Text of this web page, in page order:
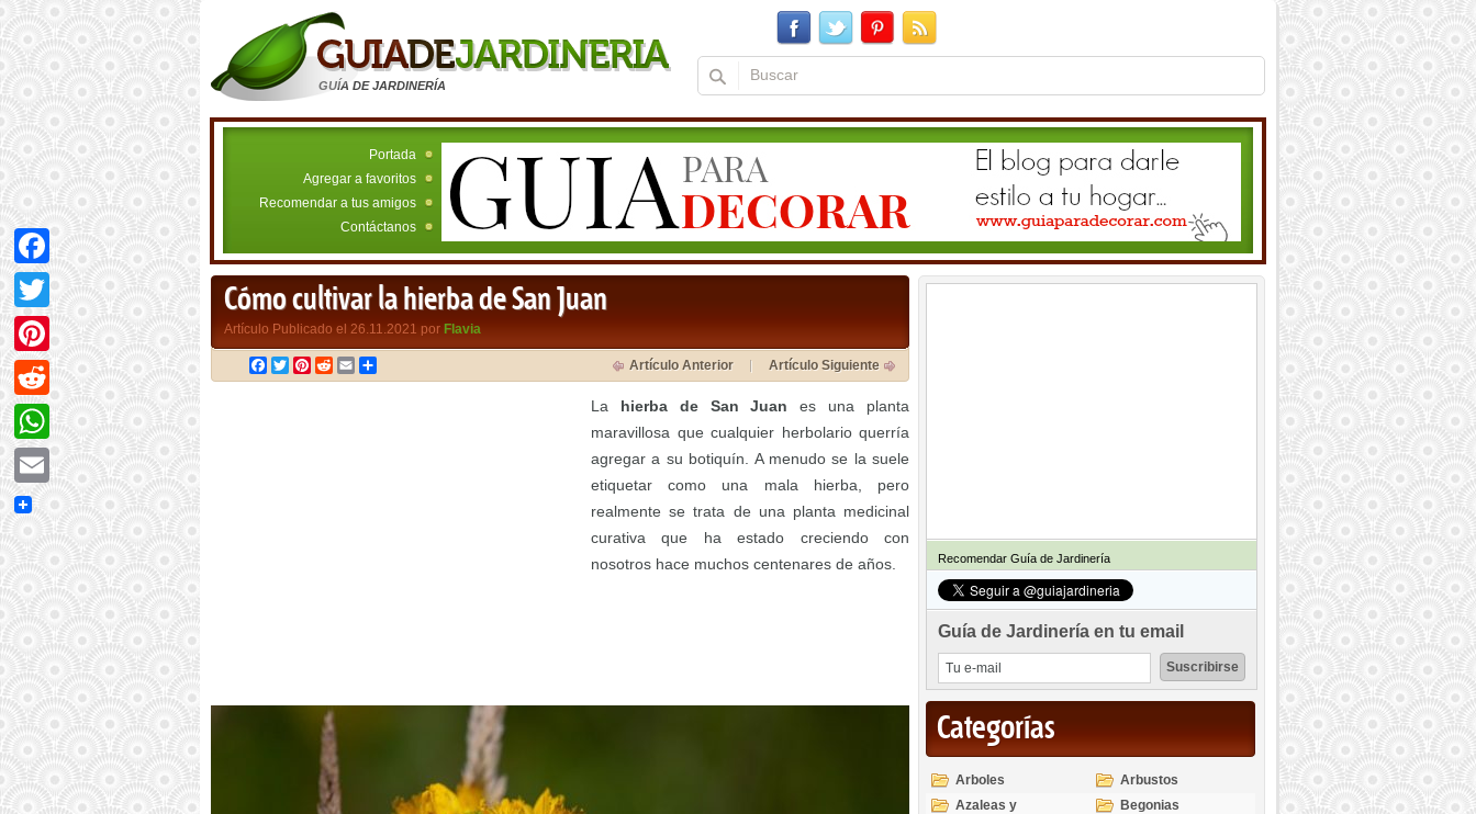
GUÍA DE JARDINERÍA
Portada
Agregar a favoritos
Recomendar a tus amigos
Contáctanos
Cómo cultivar la hierba de San Juan
Artículo Publicado el 26.11.2021 por Flavia
Facebook
TwitterPinterest
RedditEmail Artículo Anterior Artículo Siguiente
La hierba de San Juanes una planta
maravillosa que cualquier herbolario querría
agregar a su botiquín. A menudo se la suele
etiquetar como una mala hierba, pero
realmente se trata de una planta medicinal
curativa que ha estado creciendo con
nosotros hace muchos centenares de años.
Recomendar Guía de Jardinería
Guía de Jardinería en tu email
Categorías
Arboles
Arbustos
Azaleas y
Begonias
Facebook
Twitter
Pinterest
Reddit
WhatsApp
Email